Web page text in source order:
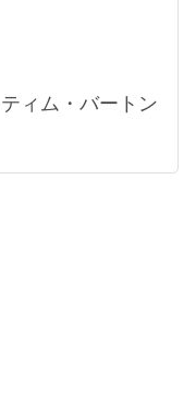
ィム・バートン